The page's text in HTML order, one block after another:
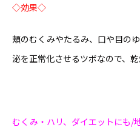
◇効果◇
頬のむくみやたるみ、口や目の
泌を正常化させるツボなので、
むくみ・ハリ、ダイエットにも/